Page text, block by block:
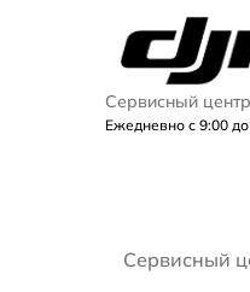
Сервисный
Ежедневно с 9:00
Сервисный